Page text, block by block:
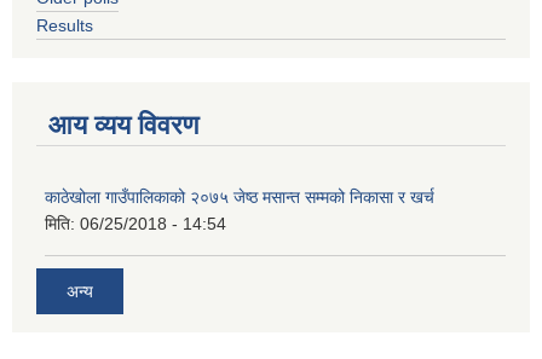
Results
आय व्यय विवरण
काठेखोला गाउँपालिकाको २०७५ जेष्ठ मसान्त सम्मको निकासा र खर्च
मिति: 06/25/2018 - 14:54
अन्य